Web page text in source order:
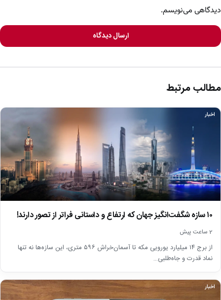
دیدگاهی می‌نویسم.
ارسال دیدگاه
مطالب مرتبط
اخبار
۱۰ سازه شگفت‌انگیز جهان که ارتفاع و داستانی فراتر از تصور دارند!
2 ساعت پیش
از برج ۱۴ میلیارد یورویی مکه تا آسمان‌خراش ۵۹۶ متری، این سازه‌ها نه تنها
نماد قدرت و جاه‌طلبی…
اخبار